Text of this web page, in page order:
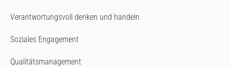
Verantwortungsvoll denken und handeln
Soziales Engagement
Qualitätsmanagement